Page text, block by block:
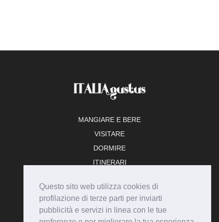
Questo sito web utilizza cookies di
profilazione di terze parti per inviarti
pubblicità e servizi in linea con le tue
MANGIARE E BERE
VISITARE
DORMIRE
ITINERARI
ADERISCI